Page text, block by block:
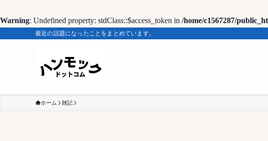
Warning: Undefined property: stdClass::$access_token in /home/c1567287/
最近の話題になったことをまとめています。
ホーム 雑記